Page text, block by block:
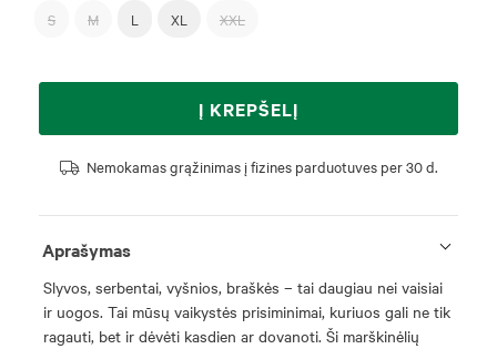
S M L XL XXL
Į KREPŠELĮ
Nemokamas grąžinimas į fizines parduotuves per 30 d.
Aprašymas
Slyvos, serbentai, vyšnios, braškės – tai daugiau nei vaisiai
ir uogos. Tai mūsų vaikystės prisiminimai, kuriuos gali ne tik
ragauti, bet ir dėvėti kasdien ar dovanoti. Ši marškinėlių